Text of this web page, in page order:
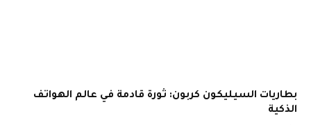
بطاريات السيليكون كربون: ثورة قادمة في عالم الهواتف
الذكية